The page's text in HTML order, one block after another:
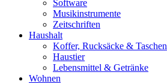
Software
Musikinstrumente
Zeitschriften
Haushalt
Koffer, Rucksäcke & Taschen
Haustier
Lebensmittel & Getränke
Wohnen